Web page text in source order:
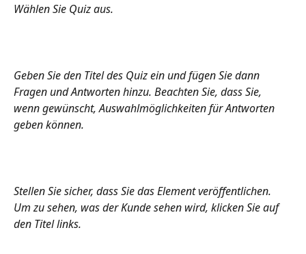
Wählen Sie Quiz aus.
Geben Sie den Titel des Quiz ein und fügen Sie dann
Fragen und Antworten hinzu. Beachten Sie, dass Sie,
wenn gewünscht, Auswahlmöglichkeiten für Antworten
geben können.
Stellen Sie sicher, dass Sie das Element veröffentlichen.
Um zu sehen, was der Kunde sehen wird, klicken Sie auf
den Titel links.